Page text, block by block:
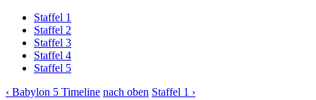
Staffel 1
Staffel 2
Staffel 3
Staffel 4
Staffel 5
‹ Babylon 5 Timeline nach oben Staffel 1 ›